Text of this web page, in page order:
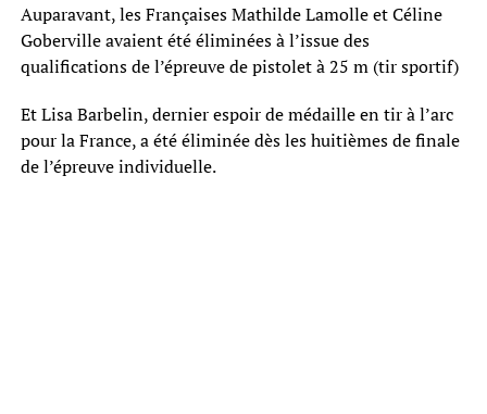
Auparavant, les Françaises Mathilde Lamolle et Céline
Goberville avaient été éliminées à l’issue des
qualifications de l’épreuve de pistolet à 25 m (tir sportif)
Et Lisa Barbelin, dernier espoir de médaille en tir à l’arc
pour la France, a été éliminée dès les huitièmes de finale
de l’épreuve individuelle.